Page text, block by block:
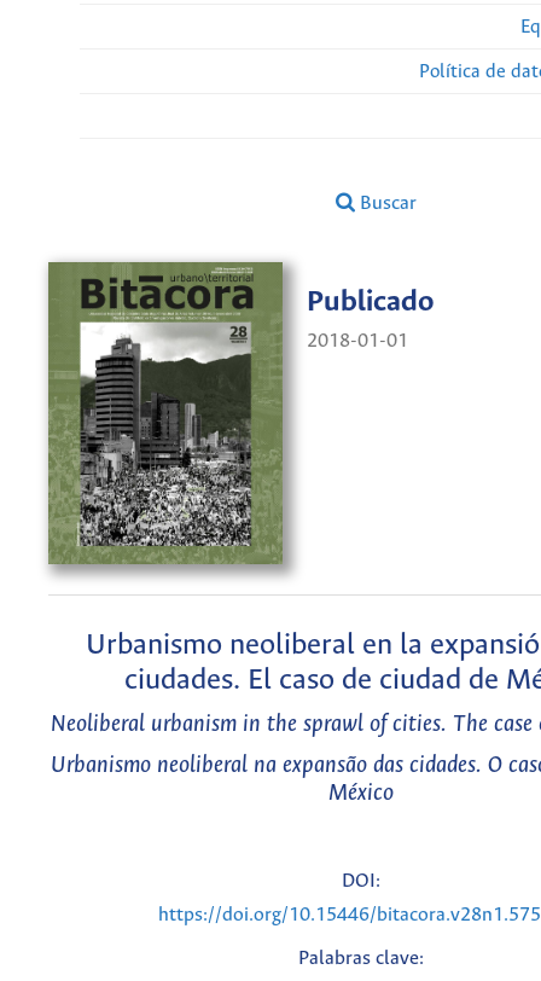
Política de
Buscar
Publicado
2018-01-01
Urbanismo neoliberal en la
ciudades. El caso de ciudad de
Neoliberal urbanism in the sprawl of cities. The case
Urbanismo neoliberal na expansão das cidades. O
México
DOI:
https://doi.org/10.15446/
Palabras clave: